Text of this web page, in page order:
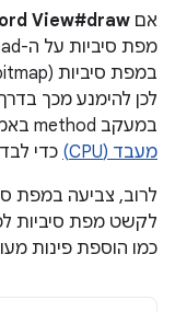
אם View#draw
לכן להימנע מכך
במעקב method באמצעות
מעבד (CPU)
כדי
לרוב, צביעה במפת
לקשט מפת סיביות
כמו הוספת פינות